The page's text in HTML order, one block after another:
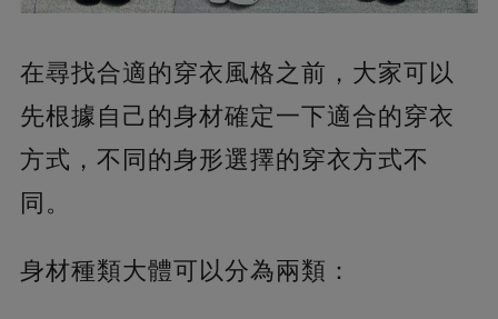
在尋找合適的穿衣風格之前，大家可以
先根據自己的身材確定一下適合的穿衣
方式，不同的身形選擇的穿衣方式不
同。
身材種類大體可以分為兩類：